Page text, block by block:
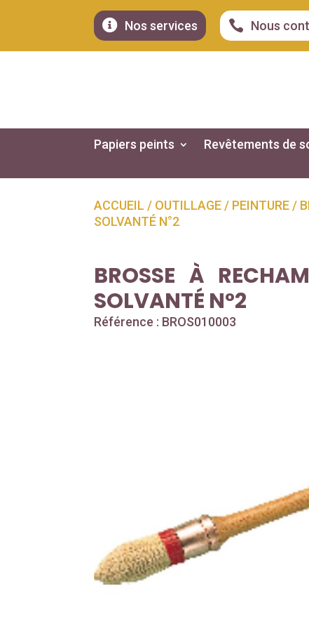
 Nos services  Nous
Papiers peints Revêtements de
ACCUEIL / OUTILLAGE / PEINTURE /
SOLVANTÉ N°2
BROSSE À
SOLVANTÉ N°2
Référence : BROS010003